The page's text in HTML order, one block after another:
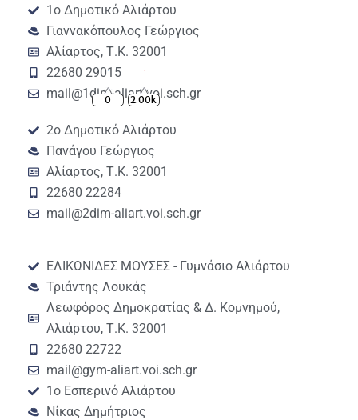
1ο Δημοτικό Αλιάρτου
Γιαννακόπουλος Γεώργιος
Αλίαρτος, Τ.Κ. 32001
22680 29015
mail@1dim-aliart.voi.sch.gr
2ο Δημοτικό Αλιάρτου
Πανάγου Γεώργιος
Αλίαρτος, Τ.Κ. 32001
22680 22284
mail@2dim-aliart.voi.sch.gr
ΕΛΙΚΩΝΙΔΕΣ ΜΟΥΣΕΣ - Γυμνάσιο Αλιάρτου
Τριάντης Λουκάς
Λεωφόρος Δημοκρατίας & Δ. Κομνημού,
Αλιάρτου, Τ.Κ. 32001
22680 22722
mail@gym-aliart.voi.sch.gr
1ο Εσπερινό Αλιάρτου
Νίκας Δημήτριος
0 2.00k